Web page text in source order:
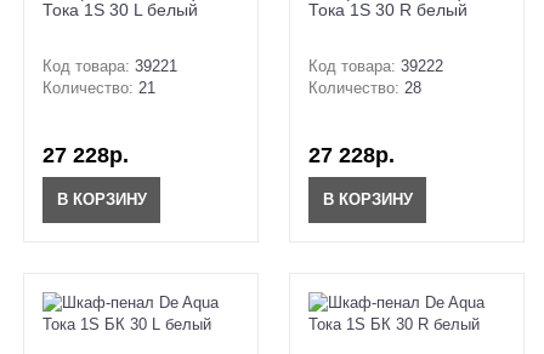
Тока 1S 30 L белый
Код товара: 39221
Количество: 21
27 228р.
В КОРЗИНУ
Тока 1S 30 R белый
Код товара: 39222
Количество: 28
27 228р.
В КОРЗИНУ